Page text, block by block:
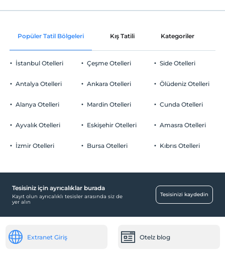
Ortak alanlar ve tüm odalar
Otopark
Ücretli Özel Otopark
Yiyecek & İçecek
Sigara içilmeyen odalar
Check/in
Check/out
En geç saat 12:00 ve öncesi
Evcil Hayvan
2 yaşına kadar olan bebekler ücretsizdir.
Popüler Tatil Bölgeleri Kış Tatili Kategoriler
İstanbul Otelleri
Antalya Otelleri
Alanya Otelleri
Ayvalık Otelleri
İzmir Otelleri
Çeşme Otelleri
Ankara Otelleri
Mardin Otelleri
Eskişehir Otelleri
Bursa Otelleri
Side Otelleri
Ölüdeniz Otelleri
Cunda Otelleri
Amasra Otelleri
Kıbrıs Otelleri
Tesisiniz için ayrıcalıklar burada
Kayıt olun ayrıcalıklı tesisler arasında siz de
yer alın
Tesisinizi kaydedin
Extranet Giriş Otelz blog